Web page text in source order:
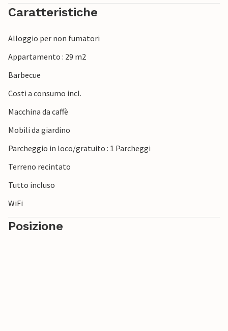
archeologici arricchiranno la vostra vacanza, dove la noia
è quasi garantita.
Caratteristiche
Alloggio per non fumatori
Appartamento : 29 m2
Barbecue
Costi a consumo incl.
Macchina da caffè
Mobili da giardino
Parcheggio in loco/gratuito : 1 Parcheggi
Terreno recintato
Tutto incluso
WiFi
Posizione